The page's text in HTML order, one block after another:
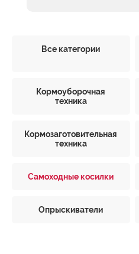
Все категории
Кормоуборочная
техника
Кормозаготовительная
техника
Самоходные косилки
Опрыскиватели